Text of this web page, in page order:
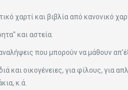
χαρτί και βιβλία από κανονικό
και αστεία.
που μπορούν να μάθουν
και οικογένειες, για φίλους, για
κ.ά.